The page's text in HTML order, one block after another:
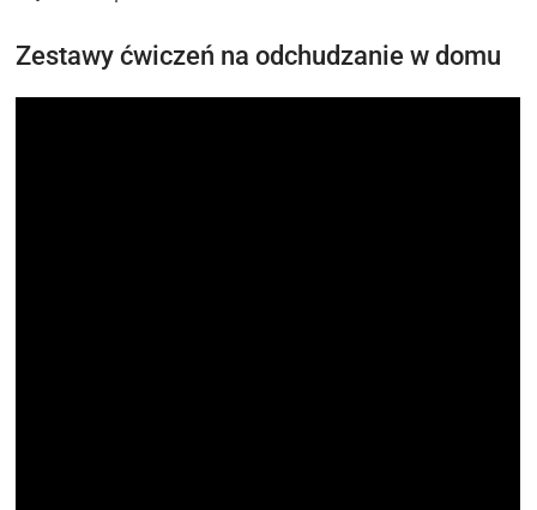
Zestawy ćwiczeń na odchudzanie w domu